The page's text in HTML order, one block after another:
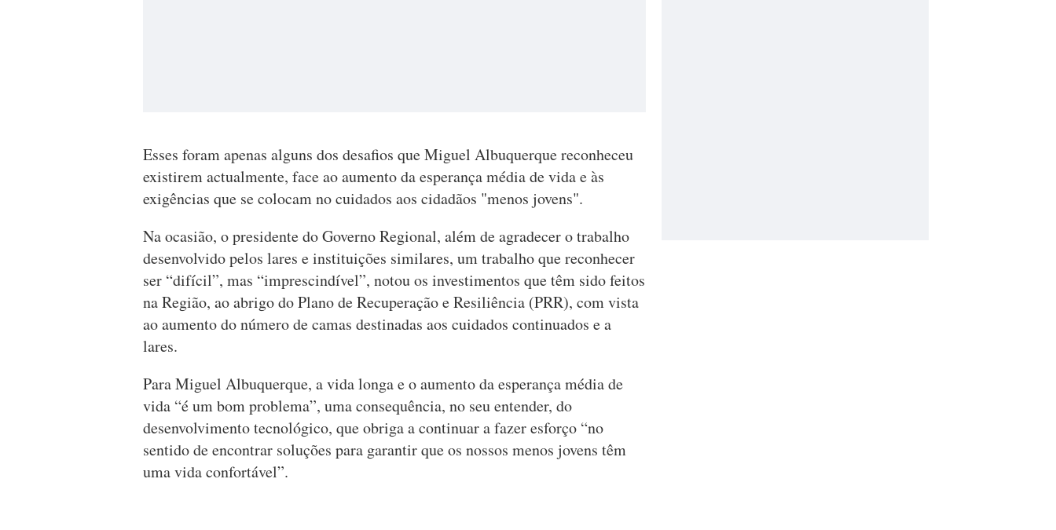
Esses foram apenas alguns dos desafios que Miguel Albuquerque reconheceu
existirem actualmente, face ao aumento da esperança média de vida e às
exigências que se colocam no cuidados aos cidadãos "menos jovens".
Na ocasião, o presidente do Governo Regional, além de agradecer o trabalho
desenvolvido pelos lares e instituições similares, um trabalho que reconhecer
ser “difícil”, mas “imprescindível”, notou os investimentos que têm sido feitos
na Região, ao abrigo do Plano de Recuperação e Resiliência (PRR), com vista
ao aumento do número de camas destinadas aos cuidados continuados e a
lares.
Para Miguel Albuquerque, a vida longa e o aumento da esperança média de
vida “é um bom problema”, uma consequência, no seu entender, do
desenvolvimento tecnológico, que obriga a continuar a fazer esforço “no
sentido de encontrar soluções para garantir que os nossos menos jovens têm
uma vida confortável”.